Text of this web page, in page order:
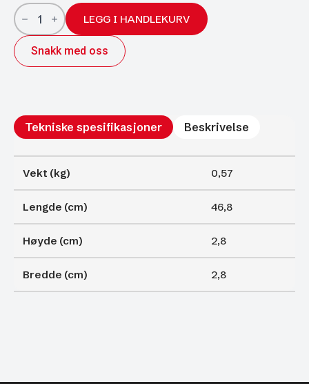
Gassfjærer
Arctic
27/14;
468/200
600N
antall
LEGG I HANDLEKURV
Snakk med oss
Tekniske spesifikasjoner Beskrivelse
Vekt (kg) 0,57
Lengde (cm) 46,8
Høyde (cm) 2,8
Bredde (cm) 2,8